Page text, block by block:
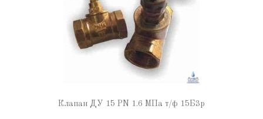
Клапан ДУ 15 PN 1.6 МПа т/ф 15Б3р